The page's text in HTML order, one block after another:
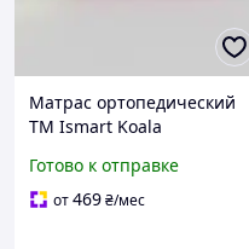
Матрас ортопедический
ТМ Ismart Koala
безпружинный (ISM-
051140)
Готово к отправке
от469₴/мес